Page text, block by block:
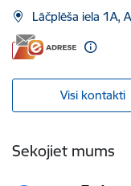
Lāčplēša iela 1A,
Visi kontakti
Sekojiet mums